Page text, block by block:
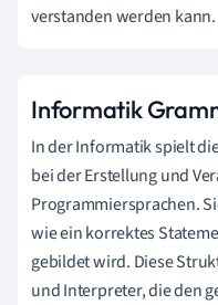
verstanden werden kann.
Informatik
In der Informatik spielt
bei der Erstellung und
Programmiersprachen.
wie ein korrektes
gebildet wird. Diese
und Interpreter, die den